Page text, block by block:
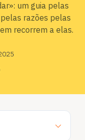
um guia pelas
razões pelas
recorrem a elas.